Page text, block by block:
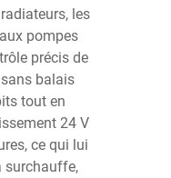
les
pompes
précis de
balais
tout en
24 V
ce qui lui
surchauffe,